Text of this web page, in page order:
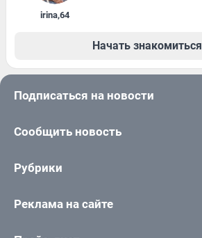
irina,64
Начать знакомиться
Подписаться на новости
Сообщить новость
Рубрики
Реклама на сайте